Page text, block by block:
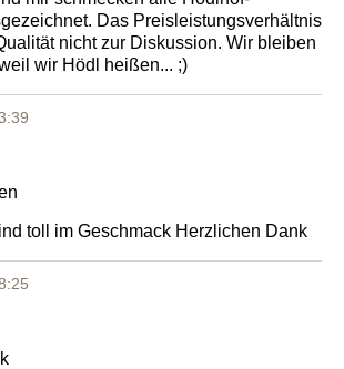
Das Preisleistungsverhältnis
nicht zur Diskussion. Wir bleiben
wir Hödl heißen... ;)
5 Sternen
toll im Geschmack Herzlichen Dank
5 Sternen